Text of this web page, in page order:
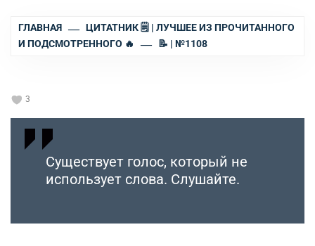
ГЛАВНАЯ
ЦИТАТНИК 🗒 | ЛУЧШЕЕ ИЗ ПРОЧИТАННОГО
И ПОДСМОТРЕННОГО 🔥
📝 | №1108
3
Существует голос, который не
использует слова. Слушайте.